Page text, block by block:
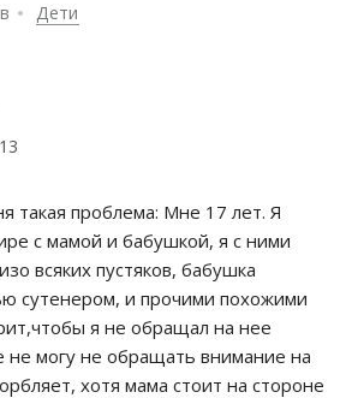
Дети
такая проблема: Мне 17 лет. Я
с мамой и бабушкой, я с ними
всяких пустяков, бабушка
сутенером, и прочими похожими
я не обращал на нее
могу не обращать внимание на
хотя мама стоит на стороне